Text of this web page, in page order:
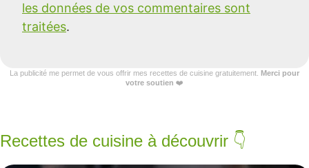
les données de vos commentaires sont
traitées.
La publicité me permet de vous offrir mes recettes de cuisine gratuitement. Merci pour
votre soutien ❤️
Recettes de cuisine à découvrir 👇